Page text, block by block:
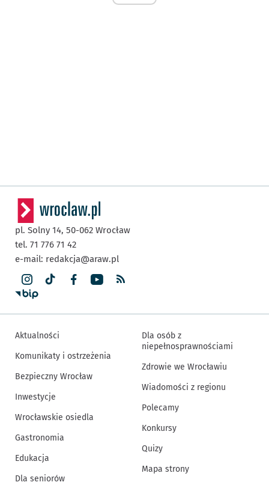
pl. Solny 14, 50-062 Wrocław
tel. 71 776 71 42
e-mail: redakcja@araw.pl
Aktualności
Komunikaty i ostrzeżenia
Bezpieczny Wrocław
Inwestycje
Wrocławskie osiedla
Gastronomia
Edukacja
Dla seniorów
Dla osób z
niepełnosprawnościami
Zdrowie we Wrocławiu
Wiadomości z regionu
Polecamy
Konkursy
Quizy
Mapa strony